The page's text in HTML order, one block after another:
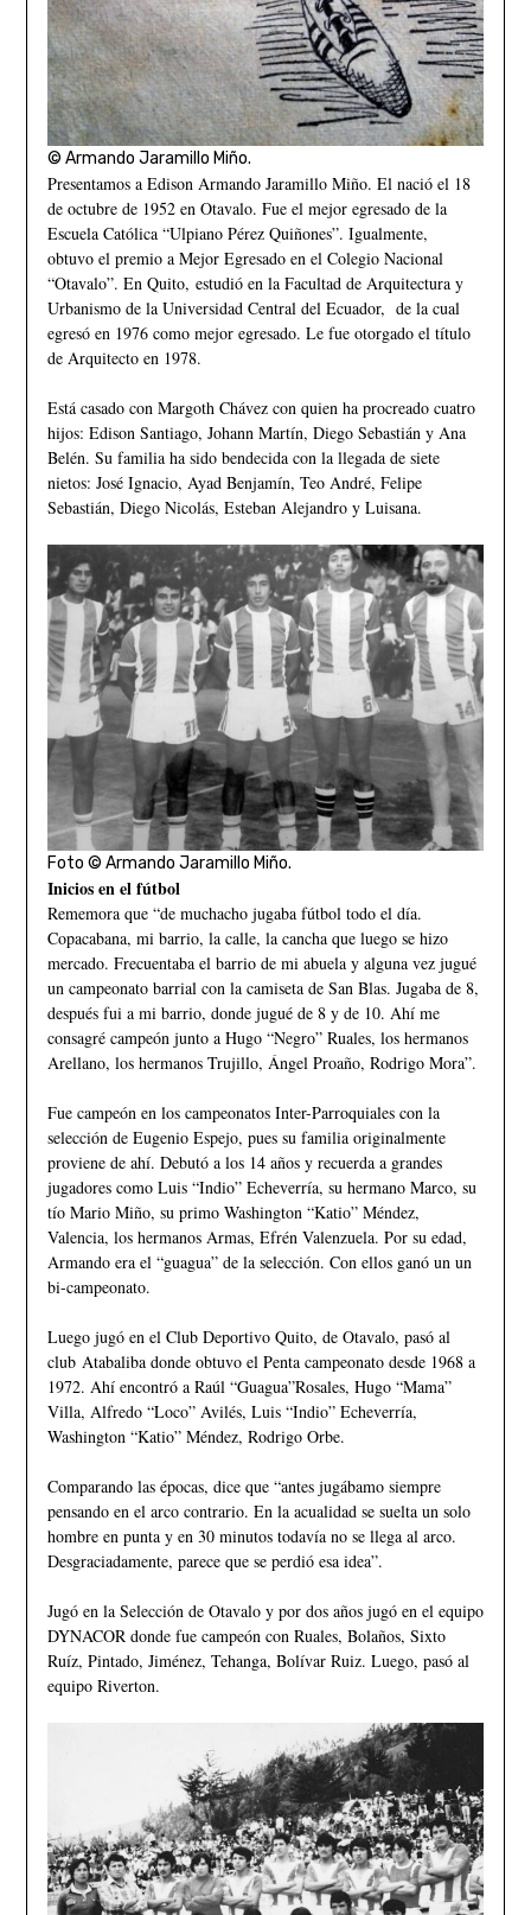
© Armando Jaramillo Miño.
Presentamos a Edison Armando Jaramillo Miño. El nació el 18
de octubre de 1952 en Otavalo. Fue el mejor egresado de la
Escuela Católica “Ulpiano Pérez Quiñones”. Igualmente,
obtuvo el premio a Mejor Egresado en el Colegio Nacional
“Otavalo”. En Quito, estudió en la Facultad de Arquitectura y
Urbanismo de la Universidad Central del Ecuador, de la cual
egresó en 1976 como mejor egresado. Le fue otorgado el título
de Arquitecto en 1978.
Está casado con Margoth Chávez con quien ha procreado cuatro
hijos: Edison Santiago, Johann Martín, Diego Sebastián y Ana
Belén. Su familia ha sido bendecida con la llegada de siete
nietos: José Ignacio, Ayad Benjamín, Teo André, Felipe
Sebastián, Diego Nicolás, Esteban Alejandro y Luisana.
Foto © Armando Jaramillo Miño.
Inicios en el fútbol
Rememora que “de muchacho jugaba fútbol todo el día.
Copacabana, mi barrio, la calle, la cancha que luego se hizo
mercado. Frecuentaba el barrio de mi abuela y alguna vez jugué
un campeonato barrial con la camiseta de San Blas. Jugaba de 8,
después fui a mi barrio, donde jugué de 8 y de 10. Ahí me
consagré campeón junto a Hugo “Negro” Ruales, los hermanos
Arellano, los hermanos Trujillo, Ángel Proaño, Rodrigo Mora”.
Fue campeón en los campeonatos Inter-Parroquiales con la
selección de Eugenio Espejo, pues su familia originalmente
proviene de ahí. Debutó a los 14 años y recuerda a grandes
jugadores como Luis “Indio” Echeverría, su hermano Marco, su
tío Mario Miño, su primo Washington “Katio” Méndez,
Valencia, los hermanos Armas, Efrén Valenzuela. Por su edad,
Armando era el “guagua” de la selección. Con ellos ganó un un
bi-campeonato.
Luego jugó en el Club Deportivo Quito, de Otavalo, pasó al
club Atabaliba donde obtuvo el Penta campeonato desde 1968 a
1972. Ahí encontró a Raúl “Guagua”Rosales, Hugo “Mama”
Villa, Alfredo “Loco” Avilés, Luis “Indio” Echeverría,
Washington “Katio” Méndez, Rodrigo Orbe.
Comparando las épocas, dice que “antes jugábamo siempre
pensando en el arco contrario. En la acualidad se suelta un solo
hombre en punta y en 30 minutos todavía no se llega al arco.
Desgraciadamente, parece que se perdió esa idea”.
Jugó en la Selección de Otavalo y por dos años jugó en el equipo
DYNACOR donde fue campeón con Ruales, Bolaños, Sixto
Ruíz, Pintado, Jiménez, Tehanga, Bolívar Ruiz. Luego, pasó al
equipo Riverton.